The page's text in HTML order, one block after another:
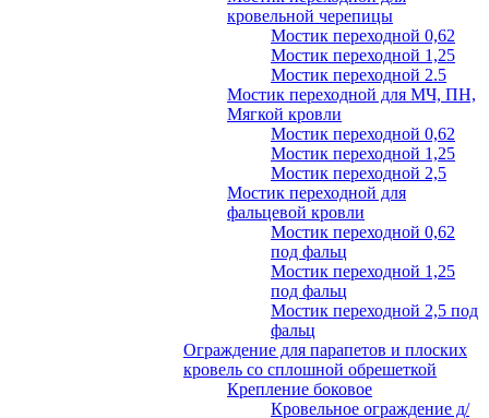
кровельной черепицы
Мостик переходной 0,62
Мостик переходной 1,25
Мостик переходной 2.5
Мостик переходной для МЧ, ПН,
Мягкой кровли
Мостик переходной 0,62
Мостик переходной 1,25
Мостик переходной 2,5
Мостик переходной для
фальцевой кровли
Мостик переходной 0,62
под фальц
Мостик переходной 1,25
под фальц
Мостик переходной 2,5 под
фальц
Ограждение для парапетов и плоских
кровель со сплошной обрешеткой
Крепление боковое
Кровельное ограждение д/